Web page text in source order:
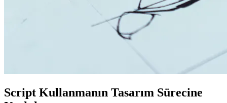
Script Kullanmanın Tasarım Sürecine